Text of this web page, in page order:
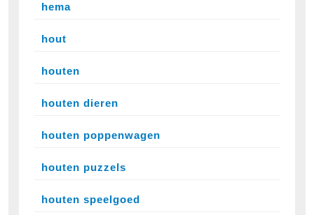
hema
hout
houten
houten dieren
houten poppenwagen
houten puzzels
houten speelgoed